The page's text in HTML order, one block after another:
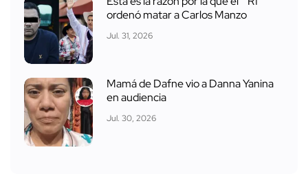
ordenó matar a Carlos Manzo
Jul. 31, 2026
Mamá de Dafne vio a Danna Yanina
en audiencia
Jul. 30, 2026